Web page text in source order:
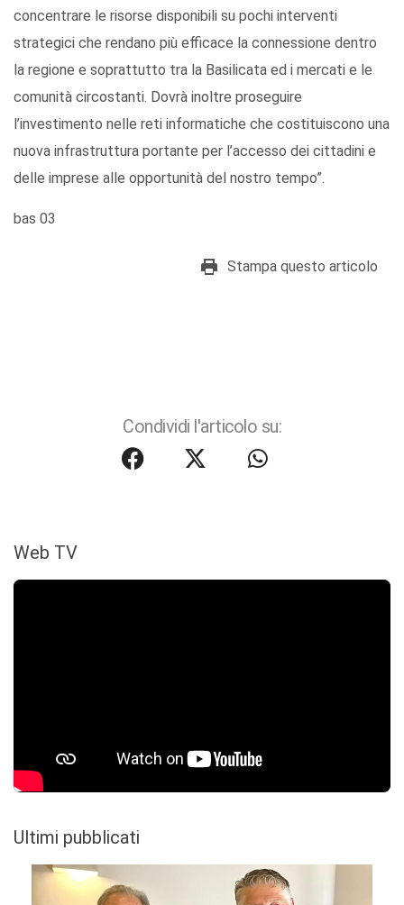
concentrare le risorse disponibili su pochi interventi
strategici che rendano più efficace la connessione dentro
la regione e soprattutto tra la Basilicata ed i mercati e le
comunità circostanti. Dovrà inoltre proseguire
l’investimento nelle reti informatiche che costituiscono una
nuova infrastruttura portante per l’accesso dei cittadini e
delle imprese alle opportunità del nostro tempo”.
bas 03
Stampa questo articolo
Condividi l'articolo su:
Web TV
Ultimi pubblicati